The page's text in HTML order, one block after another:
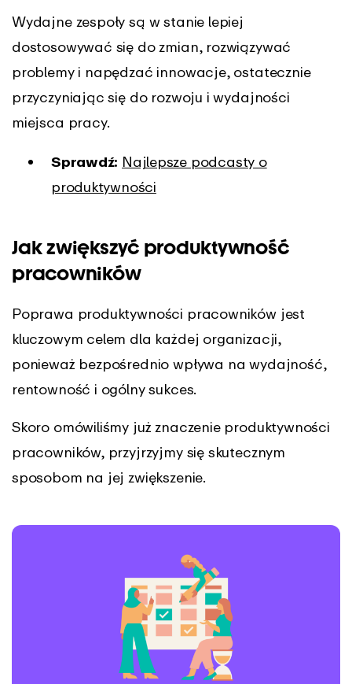
Wydajne zespoły są w stanie lepiej
dostosowywać się do zmian, rozwiązywać
problemy i napędzać innowacje, ostatecznie
przyczyniając się do rozwoju i wydajności
miejsca pracy.
Sprawdź: Najlepsze podcasty o
produktywności
Jak zwiększyć produktywność
pracowników
Poprawa produktywności pracowników jest
kluczowym celem dla każdej organizacji,
ponieważ bezpośrednio wpływa na wydajność,
rentowność i ogólny sukces.
Skoro omówiliśmy już znaczenie produktywności
pracowników, przyjrzyjmy się skutecznym
sposobom na jej zwiększenie.